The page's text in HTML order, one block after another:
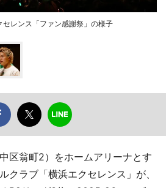
レンス「ファン感謝祭」の様子
区翁町2）をホームアリーナとす
クラブ「横浜エクセレンス」が、